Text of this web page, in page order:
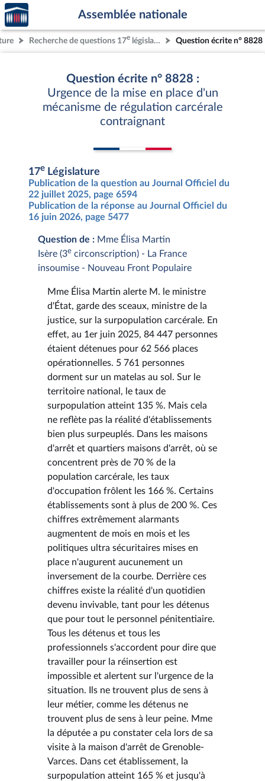
Aller au contenu
Aller en bas de la page
Accèder
à la
page
d'accueil
Assemblée nationale
Recherche de questions 17e législature Question écrite n° 8828
Question écrite n° 8828 :
Urgence de la mise en place d'un
mécanisme de régulation carcérale
contraignant
17e Législature
Publication de la question au Journal Officiel du
22 juillet 2025, page 6594
Publication de la réponse au Journal Officiel du
16 juin 2026, page 5477
Question de : Mme Élisa Martin
Isère (3e circonscription) - La France
insoumise - Nouveau Front Populaire
Mme Élisa Martin alerte M. le ministre
d'État, garde des sceaux, ministre de la
justice, sur la surpopulation carcérale. En
effet, au 1er juin 2025, 84 447 personnes
étaient détenues pour 62 566 places
opérationnelles. 5 761 personnes
dorment sur un matelas au sol. Sur le
territoire national, le taux de
surpopulation atteint 135 %. Mais cela
ne reflète pas la réalité d'établissements
bien plus surpeuplés. Dans les maisons
d'arrêt et quartiers maisons d'arrêt, où se
concentrent près de 70 % de la
population carcérale, les taux
d'occupation frôlent les 166 %. Certains
établissements sont à plus de 200 %. Ces
chiffres extrêmement alarmants
augmentent de mois en mois et les
politiques ultra sécuritaires mises en
place n'augurent aucunement un
inversement de la courbe. Derrière ces
chiffres existe la réalité d'un quotidien
devenu invivable, tant pour les détenus
que pour tout le personnel pénitentiaire.
Tous les détenus et tous les
professionnels s'accordent pour dire que
travailler pour la réinsertion est
impossible et alertent sur l'urgence de la
situation. Ils ne trouvent plus de sens à
leur métier, comme les détenus ne
trouvent plus de sens à leur peine. Mme
la députée a pu constater cela lors de sa
visite à la maison d'arrêt de Grenoble-
Varces. Dans cet établissement, la
surpopulation atteint 165 % et jusqu'à